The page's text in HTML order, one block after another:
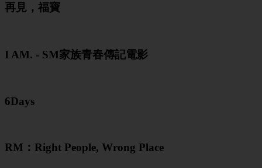
再見，福寶
I AM. - SM家族青春傳記電影
6Days
RM：Right People, Wrong Place